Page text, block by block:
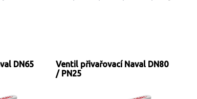
DN65
Ventil přivařovací Naval DN80
/ PN25